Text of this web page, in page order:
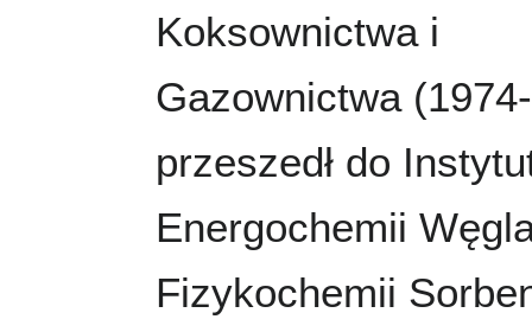
Koksownictwa i
Gazownictwa
przeszedł do
Energochemii
Fizykochemii